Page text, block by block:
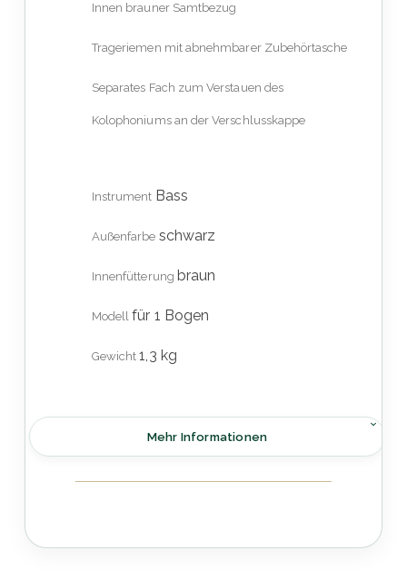
Innen brauner Samtbezug
Trageriemen mit abnehmbarer Zubehörtasche
Separates Fach zum Verstauen des
Kolophoniums an der Verschlusskappe
Instrument Bass
Außenfarbe schwarz
Innenfütterung braun
Modell für 1 Bogen
Gewicht 1,3 kg
Mehr Informationen